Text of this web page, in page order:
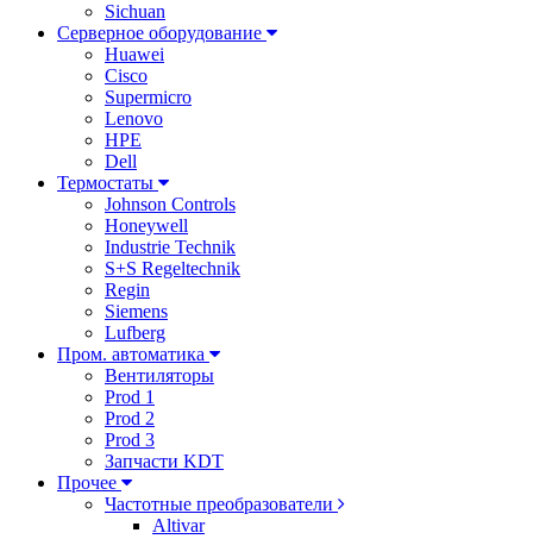
Sichuan
Серверное оборудование
Huawei
Cisco
Supermicro
Lenovo
HPE
Dell
Термостаты
Johnson Controls
Honeywell
Industrie Technik
S+S Regeltechnik
Regin
Siemens
Lufberg
Пром. автоматика
Вентиляторы
Prod 1
Prod 2
Prod 3
Запчасти KDT
Прочее
Частотные преобразователи
Altivar